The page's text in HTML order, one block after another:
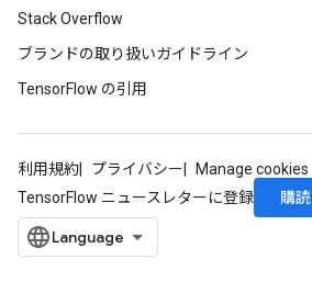
Stack Overflow
ブランドの取り扱いガイドライン
TensorFlow の引用
利用規約 プライバシー
Manage cookies
TensorFlow ニュースレターに登録
購読